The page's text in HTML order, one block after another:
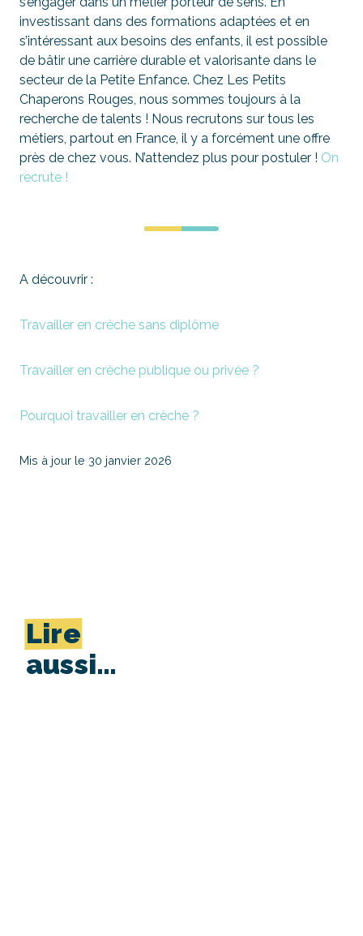
investissant dans des formations adaptées et en
s’intéressant aux besoins des enfants, il est possible
de bâtir une carrière durable et valorisante dans le
secteur de la Petite Enfance. Chez Les Petits
Chaperons Rouges, nous sommes toujours à la
recherche de talents ! Nous recrutons sur tous les
métiers, partout en France, il y a forcément une offre
près de chez vous. N’attendez plus pour postuler ! On
recrute !
A découvrir :
Travailler en crèche sans diplôme
Travailler en crèche publique ou privée ?
Pourquoi travailler en crèche ?
Mis à jour le 30 janvier 2026
Lire
aussi…